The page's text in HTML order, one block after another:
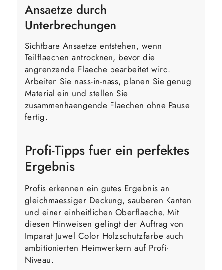
Ansaetze durch
Unterbrechungen
Sichtbare Ansaetze entstehen, wenn
Teilflaechen antrocknen, bevor die
angrenzende Flaeche bearbeitet wird.
Arbeiten Sie nass-in-nass, planen Sie genug
Material ein und stellen Sie
zusammenhaengende Flaechen ohne Pause
fertig.
Profi-Tipps fuer ein perfektes
Ergebnis
Profis erkennen ein gutes Ergebnis an
gleichmaessiger Deckung, sauberen Kanten
und einer einheitlichen Oberflaeche. Mit
diesen Hinweisen gelingt der Auftrag von
Imparat Juwel Color Holzschutzfarbe auch
ambitionierten Heimwerkern auf Profi-
Niveau.